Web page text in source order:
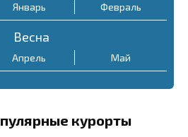
Январь Февраль
Весна
Апрель Май
курорты